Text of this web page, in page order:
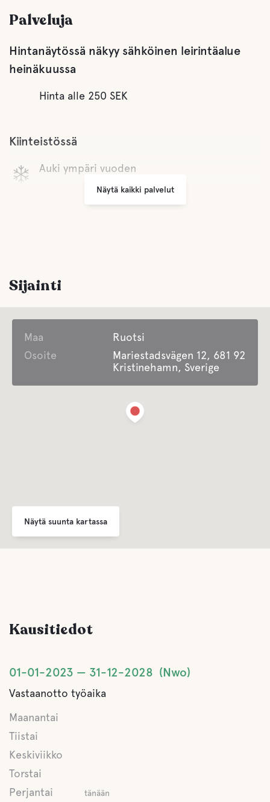
Palveluja
Hintanäytössä näkyy sähköinen leirintäalue
heinäkuussa
Hinta alle 250 SEK
Kiinteistössä
Auki ympäri vuoden
Näytä kaikki palvelut
Sijainti
Maa
Ruotsi
Osoite
Mariestadsvägen 12, 681 92
Kristinehamn, Sverige
Näytä suunta kartassa
Kausitiedot
01-01-2023 31-12-2028 Nwo
Vastaanotto työaika
Maanantai
Tiistai
Keskiviikko
Torstai
Perjantai
tänään